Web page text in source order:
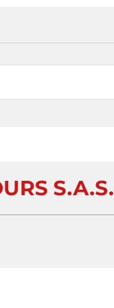
S.A.S.